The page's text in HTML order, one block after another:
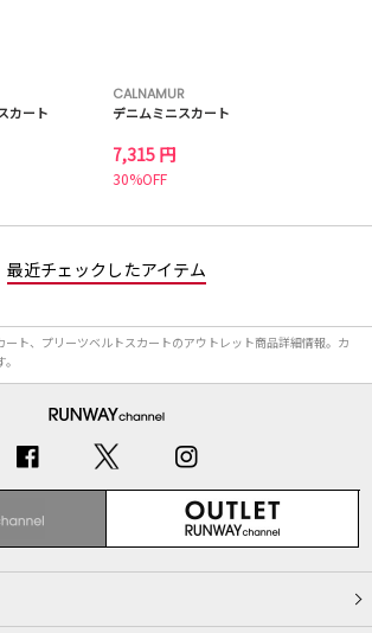
カート
CALNAMUR
デニムミニスカート
7,315 円
30%OFF
最近チェックしたアイテム
ート、プリーツベルトスカートのアウトレット商品詳細情報。カ